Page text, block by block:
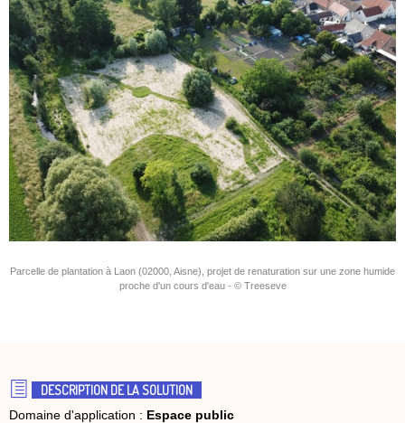
Parcelle de plantation à Laon (02000, Aisne), projet de renaturation sur une zone humide
proche d'un cours d'eau - © Treeseve
DESCRIPTION DE LA SOLUTION
Domaine d'application : Espace public